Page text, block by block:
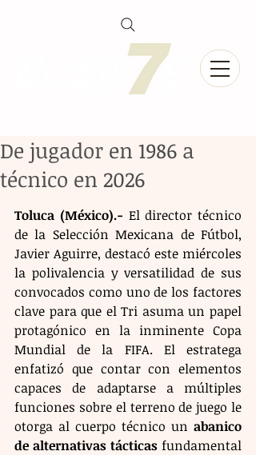
De jugador en 1986 a
técnico en 2026
Toluca (México).- El director técnico
de la Selección Mexicana de Fútbol,
Javier Aguirre, destacó este miércoles
la polivalencia y versatilidad de sus
convocados como uno de los factores
clave para que el Tri asuma un papel
protagónico en la inminente Copa
Mundial de la FIFA. El estratega
enfatizó que contar con elementos
capaces de adaptarse a múltiples
funciones sobre el terreno de juego le
otorga al cuerpo técnico un abanico
de alternativas tácticas fundamental